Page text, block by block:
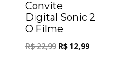
Convite
Digital Sonic 2
O Filme
R$22,99 R$ 12,99